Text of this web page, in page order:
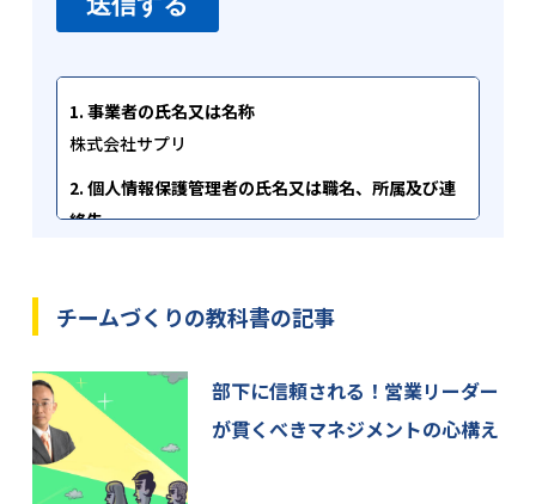
1. 事業者の氏名又は名称
株式会社サプリ
2. 個人情報保護管理者の氏名又は職名、所属及び連
絡先
[at]を@マークに変換してお問い合わせください。
当該フォームで取得した個人情報は、お問い合わせ
に関する回答、ご請求いただいた資料の送付、メー
ルマガジンの配信等の目的で利用いたします。ま
た、当社のサービスに関するご案内にも利用させて
チームづくりの教科書の記事
部下に信頼される！営業リーダー
が貫くべきマネジメントの心構え